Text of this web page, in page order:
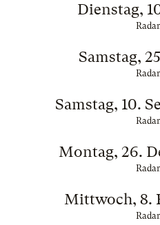
Dienstag,
Samstag,
Samstag, 10.
Montag, 26.
Mittwoch, 8.